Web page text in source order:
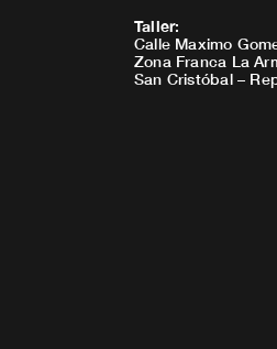
Taller:
Calle Maximo
Zona Franca La
San Cristóbal –